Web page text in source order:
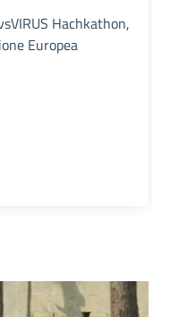
Hachkathon,
Europea